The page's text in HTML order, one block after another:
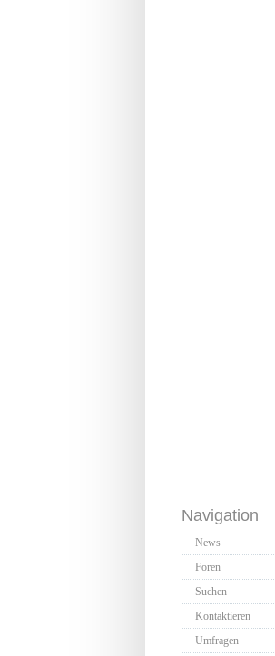
Navigation
News
Foren
Suchen
Kontaktieren
Umfragen